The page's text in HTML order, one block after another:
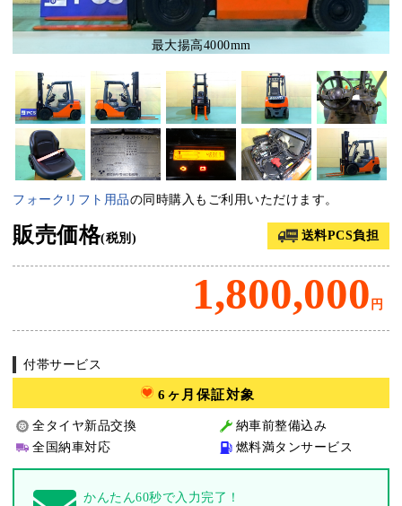
最大揚高4000mm
フォークリフト用品の同時購入もご利用いただけます。
販売価格(税別) 送料PCS負担
1,800,000 円
付帯サービス
6ヶ月保証対象
全タイヤ新品交換
納車前整備込み
全国納車対応
燃料満タンサービス
かんたん60秒で入力完了！